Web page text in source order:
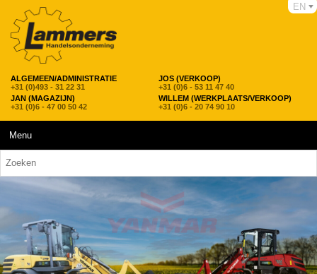
ALGEMEEN/ADMINISTRATIE
+31 (0)493 - 31 22 31
JOS (VERKOOP)
+31 (0)6 - 53 11 47 40
JAN (MAGAZIJN)
+31 (0)6 - 47 00 50 42
WILLEM (WERKPLAATS/VERKOOP)
+31 (0)6 - 20 74 90 10
EN
Menu